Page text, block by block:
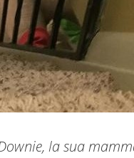
la sua